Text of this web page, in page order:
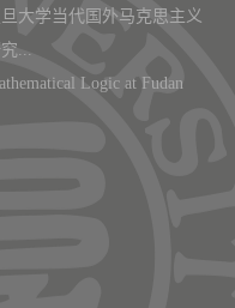
大学当代国外马克思主义
...
Logic at Fudan